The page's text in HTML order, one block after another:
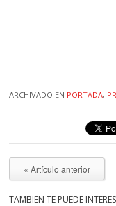
ARCHIVADO EN PORTADA,
« Artículo anterior
TAMBIÉN TE PUEDE